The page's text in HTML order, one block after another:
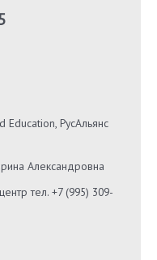
РусАльянс
Александровна
тел. +7 (995) 309-